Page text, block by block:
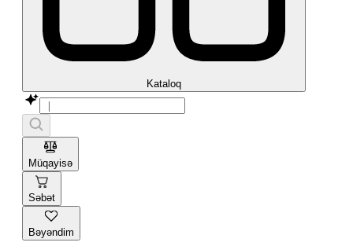
Kataloq
Müqayisə
Səbət
Bəyəndim